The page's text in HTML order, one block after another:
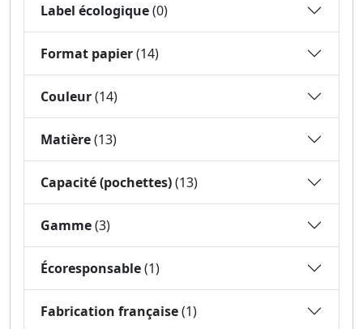
Label écologique(0)
Format papier(14)
Couleur(14)
Matière(13)
Capacité (pochettes)(13)
Gamme(3)
Écoresponsable(1)
Fabrication française(1)